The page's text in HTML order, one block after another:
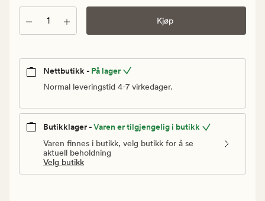
Antall Kjøp
Nettbutikk - På lager
Normal leveringstid 4-7 virkedager.
Butikklager -Varen er tilgjengelig i butikk
Varen finnes i butikk, velg butikk for å se
aktuell beholdning
Velg butikk